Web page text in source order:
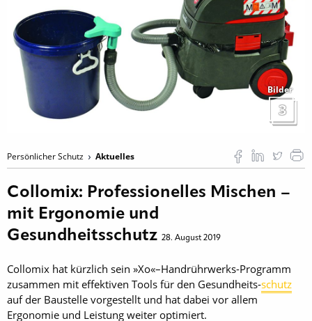
Bilder
3
Persönlicher Schutz Aktuelles
Collomix: Professionelles Mischen –
mit Ergonomie und
Gesundheitsschutz 28. August 2019
Collomix hat kürzlich sein »Xo«–Handrührwerks-Programm
zusammen mit effektiven Tools für den Gesundheits-schutz
auf der Baustelle vorgestellt und hat dabei vor allem
Ergonomie und Leistung weiter optimiert.